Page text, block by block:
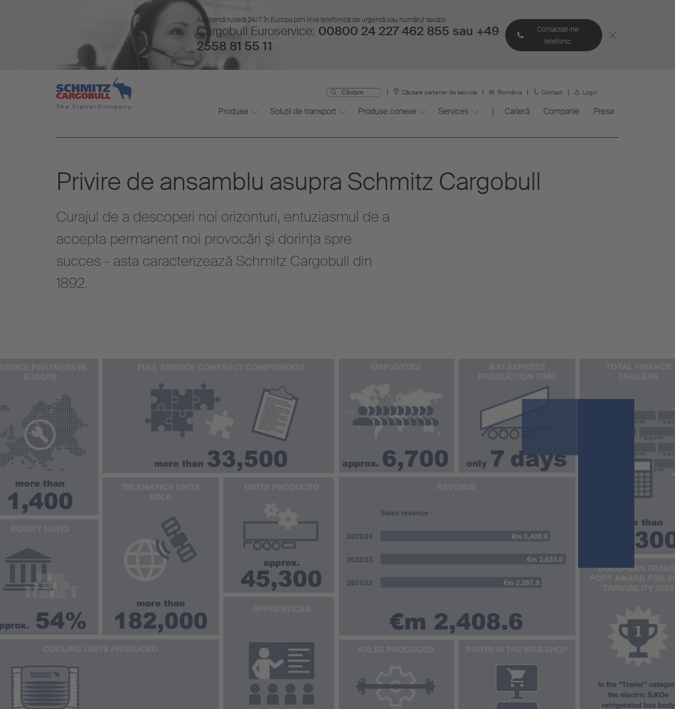
Asistenţă rutieră 24/7 în Europa prin linia telefonică de urgenţă sau numărul taxabil
Cargobull Euroservice: 00800 24 227 462 855 sau +49
2558 81 55 11
Contactaţi-ne
telefonic
Căutare partener de service România Contact Login
Produse Soluții de transport Produse conexe Services Carieră Companie Presa
Privire de ansamblu asupra Schmitz Cargobull
Curajul de a descoperi noi orizonturi, entuziasmul de a
accepta permanent noi provocări şi dorinţa spre
succes - asta caracterizează Schmitz Cargobull din
1892.